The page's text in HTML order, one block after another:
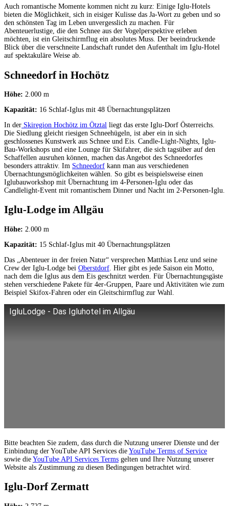
Auch romantische Momente kommen nicht zu kurz: Einige Iglu-Hotels
bieten die Möglichkeit, sich in eisiger Kulisse das Ja-Wort zu geben und so
den schönsten Tag im Leben unvergesslich zu machen. Für
Abenteuerlustige, die den Schnee aus der Vogelperspektive erleben
möchten, ist ein Gleitschirmflug ein absolutes Muss. Der beeindruckende
Blick über die verschneite Landschaft rundet den Aufenthalt im Iglu-Hotel
auf spektakuläre Weise ab.
Schneedorf in Hochötz
Höhe: 2.000 m
Kapazität: 16 Schlaf-Iglus mit 48 Übernachtungsplätzen
In der Skiregion Hochötz im Ötztal liegt das erste Iglu-Dorf Österreichs.
Die Siedlung gleicht riesigen Schneehügeln, ist aber ein in sich
geschlossenes Kunstwerk aus Schnee und Eis. Candle-Light-Nights, Iglu-
Bau-Workshops und eine Lounge für Skifahrer, die sich tagsüber auf den
Schaffellen ausruhen können, machen das Angebot des Schneedorfes
besonders attraktiv. Im Schneedorf kann man aus verschiedenen
Übernachtungsmöglichkeiten wählen. So gibt es beispielsweise einen
Iglubauworkshop mit Übernachtung im 4-Personen-Iglu oder das
Candlelight-Event mit romantischem Dinner und Nacht im 2-Personen-Iglu.
Iglu-Lodge im Allgäu
Höhe: 2.000 m
Kapazität: 15 Schlaf-Iglus mit 40 Übernachtungsplätzen
Das „Abenteuer in der freien Natur“ versprechen Matthias Lenz und seine
Crew der Iglu-Lodge bei Oberstdorf . Hier gibt es jede Saison ein Motto,
nach dem die Iglus aus dem Eis geschnitzt werden. Für Übernachtungsgäste
stehen verschiedene Pakete für 4er-Gruppen, Paare und Aktivitäten wie zum
Beispiel Skifox-Fahren oder ein Gleitschirmflug zur Wahl.
IgluLodge - Das Igluhotel im Allgäu
Bitte beachten Sie zudem, dass durch die Nutzung unserer Dienste und der
Einbindung der YouTube API Services die YouTube Terms of Service
sowie die YouTube API Services Terms gelten und Ihre Nutzung unserer
Website als Zustimmung zu diesen Bedingungen betrachtet wird.
Iglu-Dorf Zermatt